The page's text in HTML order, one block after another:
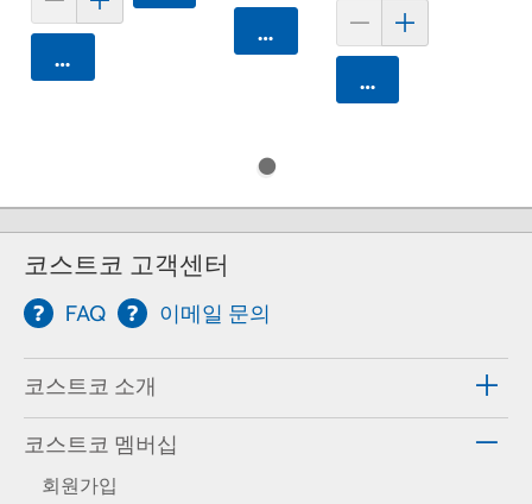
카트에 담기
카트에 담기
카트에 담기
코스트코 고객센터
FAQ 이메일 문의
코스트코 소개
코스트코 멤버십
회원가입